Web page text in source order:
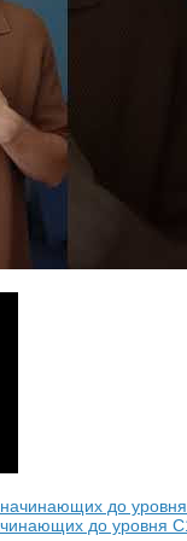
до уровня